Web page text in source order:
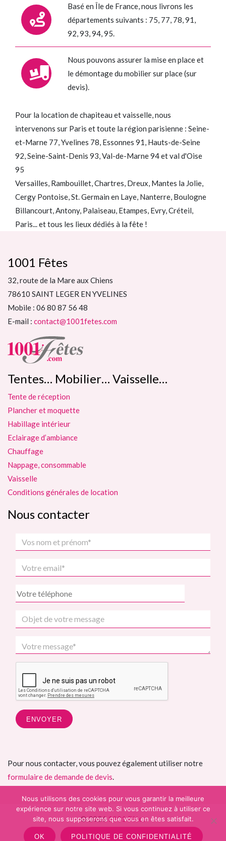
Basé en Île de France, nous livrons les
départements suivants : 75, 77, 78, 91,
92, 93, 94, 95.
Nous pouvons assurer la mise en place et
le démontage du mobilier sur place (sur
devis).
Pour la location de chapiteau et vaisselle, nous
intervenons sur Paris et toute la région parisienne : Seine-
et-Marne 77, Yvelines 78, Essonnes 91, Hauts-de-Seine
92, Seine-Saint-Denis 93, Val-de-Marne 94 et val d'Oise
95
Versailles, Rambouillet, Chartres, Dreux, Mantes la Jolie,
Cergy Pontoise, St. Germain en Laye, Nanterre, Boulogne
Billancourt, Antony, Palaiseau, Etampes, Evry, Créteil,
Paris... et tous les lieux dédiés à la fête !
1001 Fêtes
32, route de la Mare aux Chiens
78610 SAINT LEGER EN YVELINES
Mobile : 06 80 87 56 48
E-mail : contact@1001fetes.com
Tentes… Mobilier… Vaisselle…
Tente de réception
Plancher et moquette
Habillage intérieur
Eclairage d’ambiance
Chauffage
Nappage, consommable
Vaisselle
Conditions générales de location
Nous contacter
Pour nous contacter, vous pouvez également utiliser notre
formulaire de demande de devis
© 2026 1001 Fêtes
Nous utilisons des cookies pour vous garantir la meilleure
expérience sur notre site web. Si vous continuez à utiliser ce
site, nous supposerons que vous en êtes satisfait.
OK POLITIQUE DE CONFIDENTIALITÉ